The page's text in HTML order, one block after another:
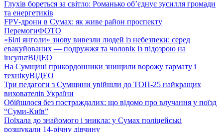
Глухів бореться за світло: Романько об’єднує зусилля громади
та енергетиків
FPV-дрони в Сумах: як живе район проспекту
ПеремогиФОТО
«Білі янголи» знову вивезли людей із небезпеки: серед
евакуйованих — подружжя та чоловік із підозрою на
інсультВІДЕО
На Сумщині прикордонники знищили ворожу гармату і
технікуВІДЕО
Три педагоги з Сумщини увійшли до ТОП-25 найкращих
вихователів України
Обійшлося без постраждалих: що відомо про влучання у поїзд
“Суми-Київ”
Поїхала до знайомого і зникла: у Сумах поліцейські
розшукали 14-річну дівчину